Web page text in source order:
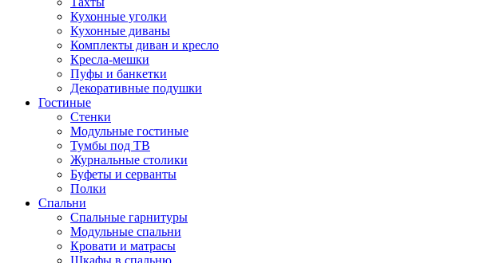
Кухонные уголки
Кухонные диваны
Комплекты диван и кресло
Кресла-мешки
Пуфы и банкетки
Декоративные подушки
Гостиные
Стенки
Модульные гостиные
Тумбы под ТВ
Журнальные столики
Буфеты и серванты
Полки
Спальни
Спальные гарнитуры
Модульные спальни
Кровати и матрасы